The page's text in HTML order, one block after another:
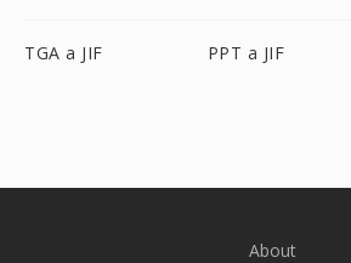
TGA a JIF PPT a JIF
About